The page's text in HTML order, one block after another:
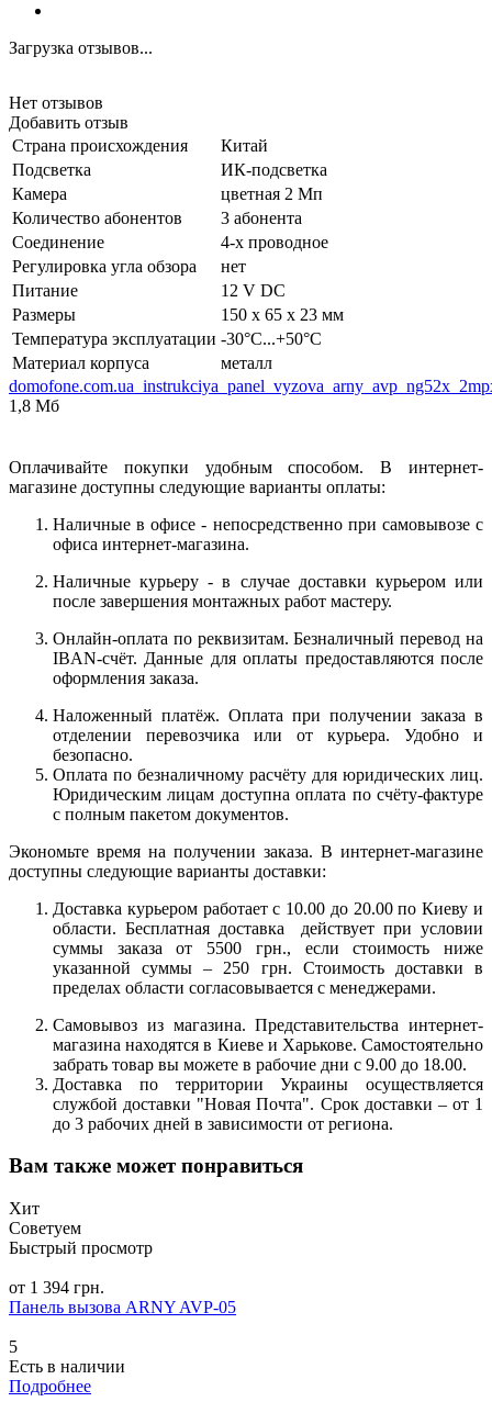
Загрузка отзывов...
Нет отзывов
Добавить отзыв
Страна происхождения
Китай
Подсветка
ИК-подсветка
Камера
цветная 2 Мп
Количество абонентов
3 абонента
Соединение
4-х проводное
Регулировка угла обзора
нет
Питание
12 V DC
Размеры
150 х 65 х 23 мм
Температура эксплуатации -30°С...+50°С
Материал корпуса
металл
1,8 Мб
Оплачивайте покупки удобным способом. В интернет-
магазине доступны следующие варианты оплаты:
Наличные в офисе - непосредственно при самовывозе с
офиса интернет-магазина.
Наличные курьеру - в случае доставки курьером или
после завершения монтажных работ мастеру.
Онлайн-оплата по реквизитам. Безналичный перевод на
IBAN-счёт. Данные для оплаты предоставляются после
оформления заказа.
Наложенный платёж. Оплата при получении заказа в
отделении перевозчика или от курьера. Удобно и
безопасно.
Оплата по безналичному расчёту для юридических лиц.
Юридическим лицам доступна оплата по счёту-фактуре
с полным пакетом документов.
Экономьте время на получении заказа. В интернет-магазине
доступны следующие варианты доставки:
Доставка курьером работает с 10.00 до 20.00 по Киеву и
области. Бесплатная доставка действует при условии
суммы заказа от 5500 грн., если стоимость ниже
указанной суммы – 250 грн. Стоимость доставки в
пределах области согласовывается с менеджерами.
Самовывоз из магазина. Представительства интернет-
магазина находятся в Киеве и Харькове. Самостоятельно
забрать товар вы можете в рабочие дни с 9.00 до 18.00.
Доставка по территории Украины осуществляется
службой доставки "Новая Почта". Срок доставки – от 1
до 3 рабочих дней в зависимости от региона.
Вам также может понравиться
Хит
Советуем
Быстрый просмотр
от 1 394 грн.
Панель вызова ARNY AVP-05
5
Есть в наличии
Подробнее